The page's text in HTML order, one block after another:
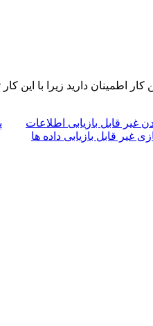
اطمینان دارید زیرا با این
غیر قابل بازیابی اطلاعات
غیر قابل بازیابی داده ها